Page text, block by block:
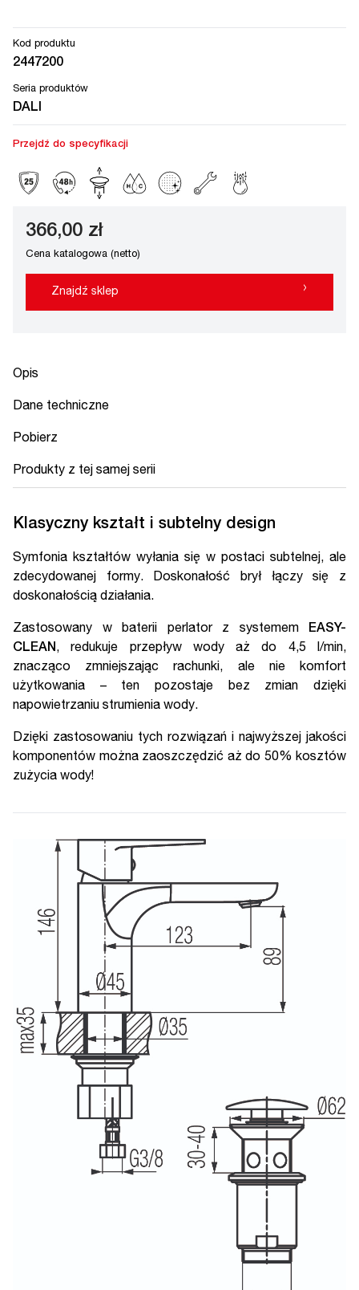
Kod produktu
2447200
Seria produktów
DALI
Przejdź do specyfikacji
366,00 zł
Cena katalogowa (netto)
Znajdź sklep ›
Opis
Dane techniczne
Pobierz
Produkty z tej samej serii
Klasyczny kształt i subtelny design
Symfonia kształtów wyłania się w postaci subtelnej, ale
zdecydowanej formy. Doskonałość brył łączy się z
doskonałością działania.
Zastosowany w baterii perlator z systememEASY-
CLEAN, redukuje przepływ wody aż do 4,5 l/min,
znacząco zmniejszając rachunki, ale nie komfort
użytkowania – ten pozostaje bez zmian dzięki
napowietrzaniu strumienia wody.
Dzięki zastosowaniu tych rozwiązań i najwyższej jakości
komponentów można zaoszczędzić aż do 50% kosztów
zużycia wody!